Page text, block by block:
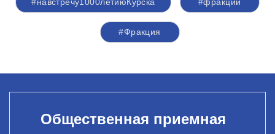
#Фракция
Общественная приемная